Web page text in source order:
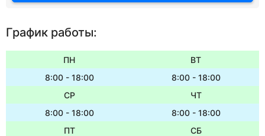
График работы:
ПН
8:00 - 18:00
ВТ
8:00 - 18:00
СР
8:00 - 18:00
ЧТ
8:00 - 18:00
ПТ
СБ